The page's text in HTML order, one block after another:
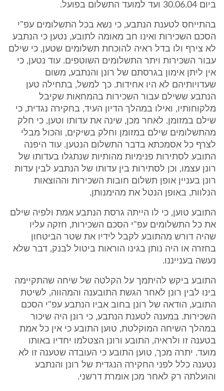
ביום 30.06.04 ועד למועד התשלום בפועל.
בהתייחס לטענת הנתבע, כי נשא בכל התשלומים עפ"י
הסכם השכירות ואינו חב מאומה לתובע, נטען כי הנתבע
לא צירף ולו בדל ראיה להוכחת תשלומים שטען, כי שילם
עבור השכירות ויתר התשלומים השוטפים. עוד נטען, כי
אין ליתן אימון בגרסתם של רונן והנתבע, משום
שעדויותיהם לא היו אחידות. כך למשל, בתחילה טען
הנתבע ששילם עבור השכירות בהמחאות שקיבל
מלקוחותיו, ואילו במהלך הדיון העיד, בחקירה נגדית, כי
שילם במזומן. לאחר מכן, שינה את עדותו וטען, כי חלק
מהתשלומים שילם במזומן וחלק בשיקים, והכול מבלי
לצרף כל אסמכתא בדבר התשלום הנטען. עוד היפנה
התובע לסתירות פנימיות מהותיות שנתגלו בעדותו של
רונן עצמו, וכן לסתירות בין עדותו של הנתבע לבין עדות
רונן בעניין אופן תשלום חובות השכירות וההוצאות
הנלוות, באופן הנטל את מהימנותן.
התובע טוען, כי לו הייתה גרסת הנתבע אמת ולפיה שילם
את כל התשלומים עפ"י הסכם השכירות, חזקה עליו
שהיה דורש מהתובע לקבל לידיו את שטר הביטחון
בחזרה או היה נותן בגינו הוראות ביטול לבנק, דבר שלא
נעשה בענייננו.
התובע ביקש להיתמך על הקלטה של שיחה שהתקיימה
בינו לבין רונן לאחר הגשת התובענה והמהווה, לשיטת
התובע, הודאה של רונן בחוב אביו הנתבע עפ"י הסכם
השכירות. במענה לטענת הנתבע, כי רונן היה שיכור
במהלך השיחה המוקלטת, טוען התובע כי אין כל אמת
בטענה זו ולראיה, התובע ורונן הצטלמו יחדיו באותו
מועד. יתרה מכך, טוען התובע כי העובדה שטענה זו לא
נטענה כלל לפני החקירה הנגדית של רונן והנתבע
והועלתה רק לאחר מכן אומרת דרשני.